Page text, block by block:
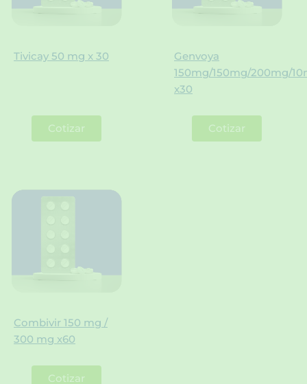
Tivicay 50 mg x 30
Cotizar
Genvoya
150mg/150mg/200mg/
x30
Cotizar
Combivir 150 mg /
300 mg x60
Cotizar